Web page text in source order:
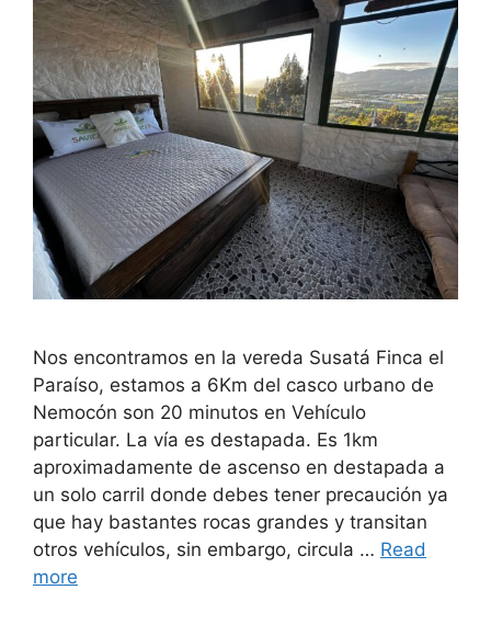
Nos encontramos en la vereda Susatá Finca el
Paraíso, estamos a 6Km del casco urbano de
Nemocón son 20 minutos en Vehículo
particular. La vía es destapada. Es 1km
aproximadamente de ascenso en destapada a
un solo carril donde debes tener precaución ya
que hay bastantes rocas grandes y transitan
otros vehículos, sin embargo, circula … Read
more